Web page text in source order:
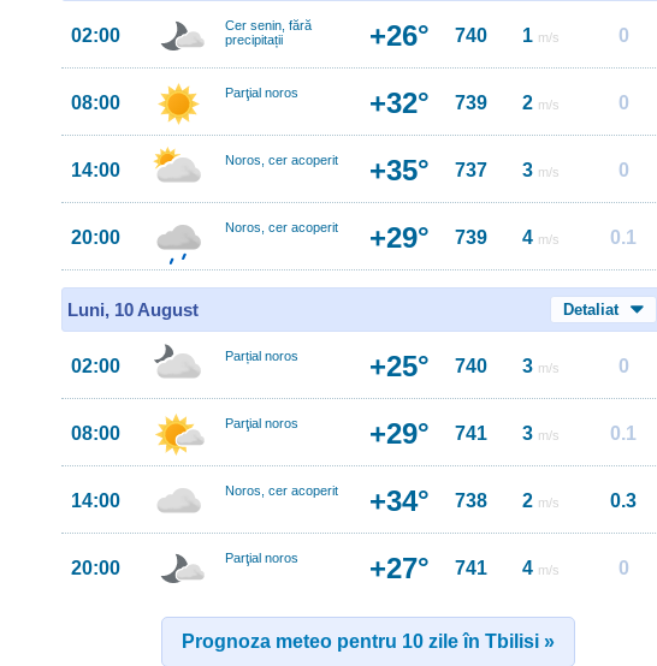
02:00
Cer senin, fără
precipitații
+26° 740 1 m/s 0
08:00 Parţial noros +32° 739 2 m/s 0
14:00 Noros, cer acoperit +35° 737 3 m/s 0
20:00 Noros, cer acoperit +29° 739 4 m/s 0.1
Luni, 10 August Detaliat
02:00 Parțial noros +25° 740 3 m/s 0
08:00 Parţial noros +29° 741 3 m/s 0.1
14:00 Noros, cer acoperit +34° 738 2 m/s 0.3
20:00 Parţial noros +27° 741 4 m/s 0
Prognoza meteo pentru 10 zile în Tbilisi »